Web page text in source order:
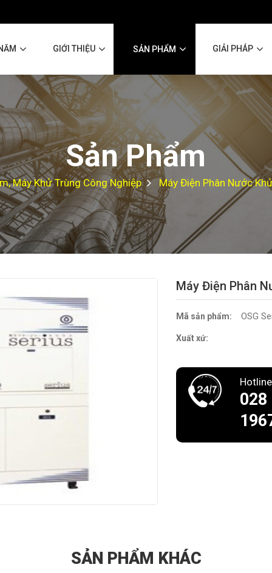
GIỚI THIỆU SẢN PHẨM GIẢI PHÁP
Sản Phẩm
Máy Khử Trùng Công Nghiệp Máy Điện Phân Nước
Máy Điện Phân
Mã sản phẩm: OSG
Xuất xứ:
028
SẢN PHẨM KHÁC